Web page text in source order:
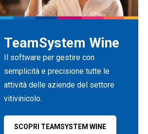
TeamSystem Wine
Il software per gestire con
semplicità e precisione tutte le
attività delle aziende del settore
vitivinicolo.
SCOPRI TEAMSYSTEM WINE